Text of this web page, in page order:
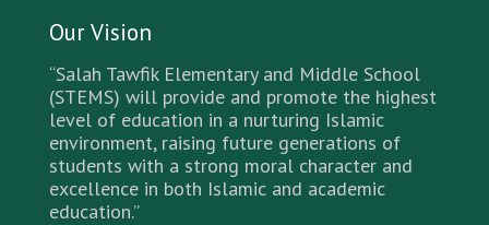
Our Vision
“Salah Tawfik Elementary and Middle School
(STEMS) will provide and promote the highest
level of education in a nurturing Islamic
environment, raising future generations of
students with a strong moral character and
excellence in both Islamic and academic
education.”